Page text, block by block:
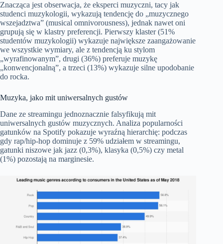
Znacząca jest obserwacja, że eksperci muzyczni, tacy jak
studenci muzykologii, wykazują tendencję do „muzycznego
wszejadztwa” (musical omnivorousness), jednak nawet oni
grupują się w klastry preferencji. Pierwszy klaster (51%
studentów muzykologii) wykazuje największe zaangażowanie
we wszystkie wymiary, ale z tendencją ku stylom
„wyrafinowanym”, drugi (36%) preferuje muzykę
„konwencjonalną”, a trzeci (13%) wykazuje silne upodobanie
do rocka.
Muzyka, jako mit uniwersalnych gustów
Dane ze streamingu jednoznacznie falsyfikują mit
uniwersalnych gustów muzycznych. Analiza popularności
gatunków na Spotify pokazuje wyraźną hierarchię: podczas
gdy rap/hip-hop dominuje z 59% udziałem w streamingu,
gatunki niszowe jak jazz (0,3%), klasyka (0,5%) czy metal
(1%) pozostają na marginesie.